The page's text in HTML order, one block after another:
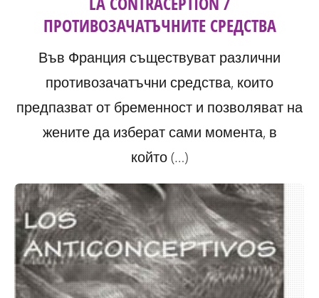
ПРОТИВОЗАЧАТЪЧНИТЕ СРЕДСТВА
Във Франция съществуват различни
противозачатъчни средства, които
предпазват от бременност и позволяват на
жените да изберат сами момента, в
който (…)